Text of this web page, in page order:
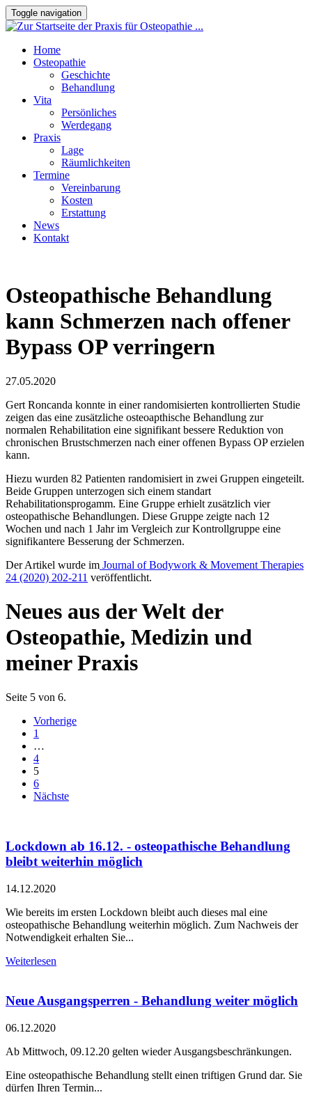
Toggle navigation
Home
Osteopathie
Geschichte
Behandlung
Vita
Persönliches
Werdegang
Praxis
Lage
Räumlichkeiten
Termine
Vereinbarung
Kosten
Erstattung
News
Kontakt
Osteopathische Behandlung
kann Schmerzen nach offener
Bypass OP verringern
27.05.2020
Gert Roncanda konnte in einer randomisierten kontrollierten Studie
zeigen das eine zusätzliche osteoapthische Behandlung zur
normalen Rehabilitation eine signifikant bessere Reduktion von
chronischen Brustschmerzen nach einer offenen Bypass OP erzielen
kann.
Hiezu wurden 82 Patienten randomisiert in zwei Gruppen eingeteilt.
Beide Gruppen unterzogen sich einem standart
Rehabilitationsprogamm. Eine Gruppe erhielt zusätzlich vier
osteopathische Behandlungen. Diese Gruppe zeigte nach 12
Wochen und nach 1 Jahr im Vergleich zur Kontrollgruppe eine
signifikantere Besserung der Schmerzen.
Der Artikel wurde im Journal of Bodywork & Movement Therapies
24 (2020) 202-211 veröffentlicht.
Neues aus der Welt der
Osteopathie, Medizin und
meiner Praxis
Seite 5 von 6.
Vorherige
1
…
4
5
6
Nächste
Lockdown ab 16.12. - osteopathische Behandlung
bleibt weiterhin möglich
14.12.2020
Wie bereits im ersten Lockdown bleibt auch dieses mal eine
osteopathische Behandlung weiterhin möglich. Zum Nachweis der
Notwendigkeit erhalten Sie...
Weiterlesen
Neue Ausgangsperren - Behandlung weiter möglich
06.12.2020
Ab Mittwoch, 09.12.20 gelten wieder Ausgangsbeschränkungen.
Eine osteopathische Behandlung stellt einen triftigen Grund dar. Sie
dürfen Ihren Termin...